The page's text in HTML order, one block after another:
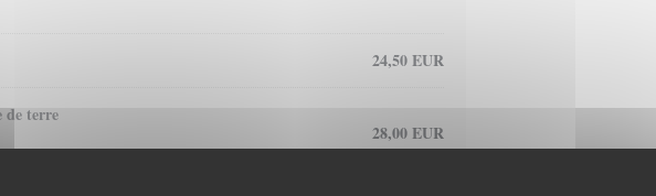
24,50 EUR
de terre
28,00 EUR